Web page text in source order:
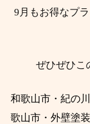
9月もお得なプ
ぜひぜひこ
和歌山市・紀の
歌山市・外壁塗